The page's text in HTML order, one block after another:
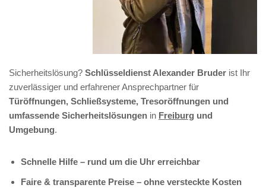
Sicherheitslösung? Schlüsseldienst Alexander Bruder ist Ihr
zuverlässiger und erfahrener Ansprechpartner für
Türöffnungen, Schließsysteme, Tresoröffnungen und
umfassende Sicherheitslösungen in Freiburg und
Umgebung.
Schnelle Hilfe – rund um die Uhr erreichbar
Faire & transparente Preise – ohne versteckte Kosten